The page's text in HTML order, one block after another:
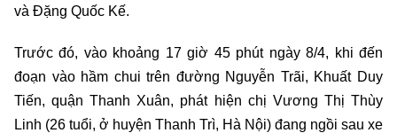
và Đặng Quốc Kế.
Trước đó, vào khoảng 17 giờ 45 phút ngày 8/4, khi đến
đoạn vào hầm chui trên đường Nguyễn Trãi, Khuất Duy
Tiến, quận Thanh Xuân, phát hiện chị Vương Thị Thùy
Linh (26 tuổi, ở huyện Thanh Trì, Hà Nội) đang ngồi sau xe